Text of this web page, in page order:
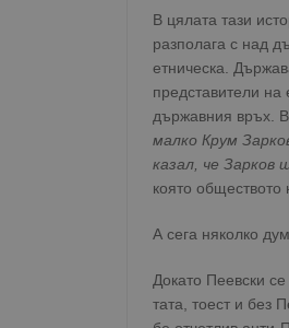
В цялата тази
разполага с над
етническа.
представители на
държавния връх.
малко Крум
казал, че Зарков
която обществото
А сега няколко
Докато Пеевски
тата, тоест и без